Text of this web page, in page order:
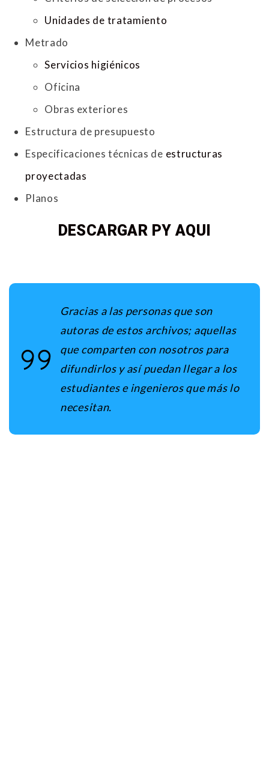
Unidades de tratamiento
Metrado
Servicios higiénicos
Oficina
Obras exteriores
Estructura de presupuesto
Especificaciones técnicas de estructuras
proyectadas
Planos
DESCARGAR PY AQUI
Gracias a las personas que son
autoras de estos archivos; aquellas
que comparten con nosotros para
difundirlos y así puedan llegar a los
estudiantes e ingenieros que más lo
necesitan.